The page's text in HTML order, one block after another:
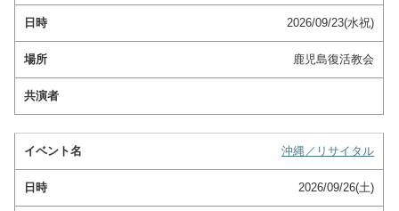
2026/09/23(水祝)
鹿児島復活教会
沖縄／リサイタル
2026/09/26(土)